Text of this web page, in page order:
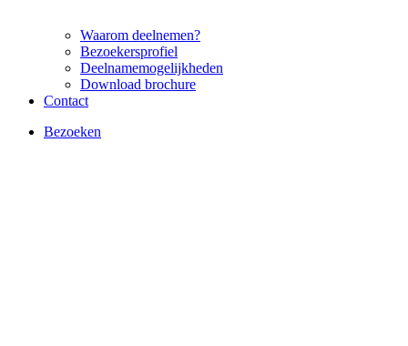
Waarom deelnemen?
Bezoekersprofiel
Deelnamemogelijkheden
Download brochure
Contact
Bezoeken